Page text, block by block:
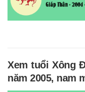
Xem tuổi Xông
năm 2005, nam